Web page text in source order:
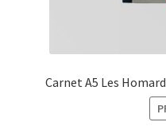
Carnet A5 Les